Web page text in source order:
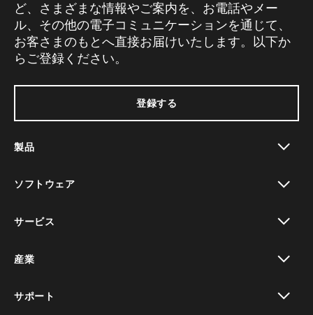
ど、さまざまな情報やご案内を、お電話やメー
ル、その他の電子コミュニケーションを通じて、
お客さまのもとへ直接お届けいたします。以下か
らご登録ください。
登録する
製品
ソフトウェア
サービス
産業
サポート